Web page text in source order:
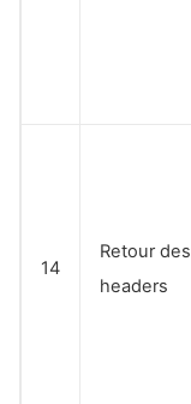
14
Retour des
headers